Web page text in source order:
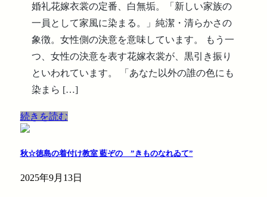
婚礼花嫁衣裳の定番、白無垢。「新しい家族の
一員として家風に染まる。」純潔・清らかさの
象徴。女性側の決意を意味しています。 もう一
つ、女性の決意を表す花嫁衣裳が、黒引き振り
といわれています。 「あなた以外の誰の色にも
染まら […]
続きを読む
秋☆徳島の着付け教室 藍ぞの ”きものなれゐて”
2025年9月13日